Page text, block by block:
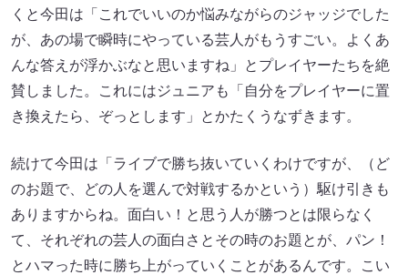
くと今田は「これでいいのか悩みながらのジャッジでした
が、あの場で瞬時にやっている芸人がもうすごい。よくあ
んな答えが浮かぶなと思いますね」とプレイヤーたちを絶
賛しました。これにはジュニアも「自分をプレイヤーに置
き換えたら、ぞっとします」とかたくうなずきます。
続けて今田は「ライブで勝ち抜いていくわけですが、（ど
のお題で、どの人を選んで対戦するかという）駆け引きも
ありますからね。面白い！と思う人が勝つとは限らなく
て、それぞれの芸人の面白さとその時のお題とが、パン！
とハマった時に勝ち上がっていくことがあるんです。こい